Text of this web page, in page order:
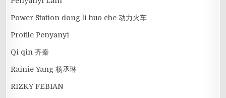
Power Station dong li huo che 动力火车
Profile Penyanyi
Qi qin 齐秦
Rainie Yang 杨丞琳
RIZKY FEBIAN